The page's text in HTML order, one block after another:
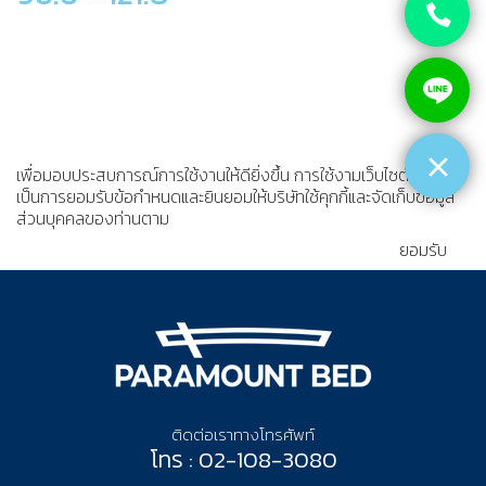
เพื่อมอบประสบการณ์การใช้งานให้ดียิ่งขึ้น การใช้งามเว็บไซต์นี้
เป็นการยอมรับข้อกำหนดและยินยอมให้บริษัทใช้คุกกี้และจัดเก็บข้อมูล
ส่วนบุคคลของท่านตาม
ยอมรับ
ติดต่อเราทางโทรศัพท์
โทร : 02-108-3080